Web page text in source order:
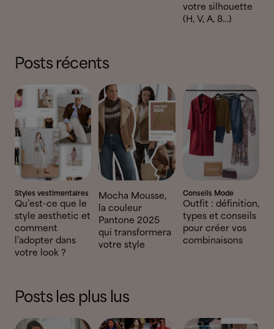
votre silhouette
(H, V, A, 8…)
Posts récents
Styles vestimentaires
Qu’est-ce que le
style aesthetic et
comment
l’adopter dans
votre look ?
Mocha Mousse,
la couleur
Pantone 2025
qui transformera
votre style
Conseils Mode
Outfit : définition,
types et conseils
pour créer vos
combinaisons
Posts les plus lus